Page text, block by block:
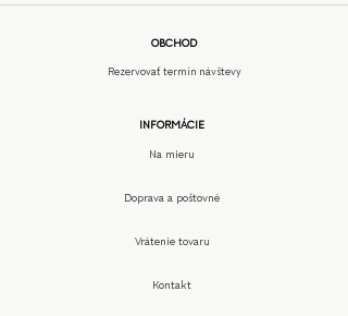
OBCHOD
Rezervovať termín návštevy
INFORMÁCIE
Na mieru
Doprava a poštovné
Vrátenie tovaru
Kontakt